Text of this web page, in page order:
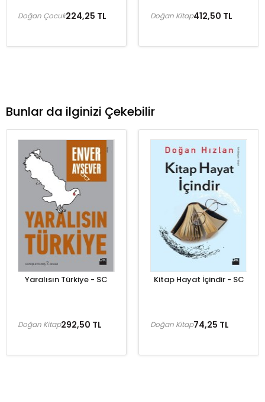
224,25 TL
Doğan Çocuk 412,50 TL
Doğan Kitap
Bunlar da ilginizi Çekebilir
Yaralısın Türkiye - SC
292,50 TL
Doğan Kitap
Kitap Hayat İçindir - SC
74,25 TL
Doğan Kitap